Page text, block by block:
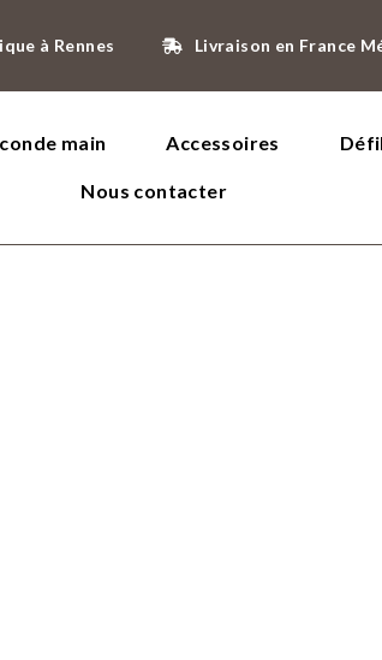
à Rennes Livraison en France
main Accessoires
Nous contacter